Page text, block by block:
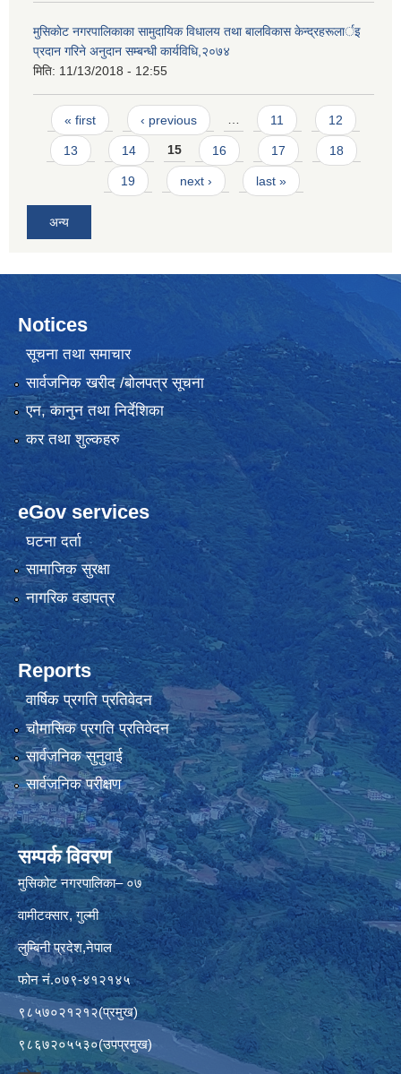
मुसिकाेट नगरपालिकाका सामुदायिक विधालय तथा बालविकास केन्द्रहरूलार्इ
प्रदान गरिने अनुदान सम्बन्धी कार्यविधि,२०७४
मिति: 11/13/2018 - 12:55
Pages
« first ‹ previous … 11 12
13 14 15 16 17 18
19 next › last »
अन्य
Notices
सूचना तथा समाचार
सार्वजनिक खरीद /बोलपत्र सूचना
एन, कानुन तथा निर्देशिका
कर तथा शुल्कहरु
eGov services
घटना दर्ता
सामाजिक सुरक्षा
नागरिक वडापत्र
Reports
वार्षिक प्रगति प्रतिवेदन
चौमासिक प्रगति प्रतिवेदन
सार्वजनिक सुनुवाई
सार्वजनिक परीक्षण
सम्पर्क विवरण
मुसिकोट नगरपालिका– ०७
वामीटक्सार, गुल्मी
लुम्बिनी प्रदेश,नेपाल
फोन नं.०७९-४१२१४५
९८५७०२१२१२(प्रमुख)
९८६७२०५५३०(उपप्रमुख)